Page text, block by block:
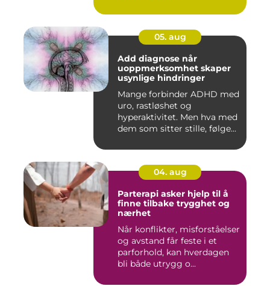
05. aug
Add diagnose når
uoppmerksomhet skaper
usynlige hindringer
Mange forbinder ADHD med
uro, rastløshet og
hyperaktivitet. Men hva med
dem som sitter stille, følge...
04. aug
Parterapi asker hjelp til å
finne tilbake trygghet og
nærhet
Når konflikter, misforståelser
og avstand får feste i et
parforhold, kan hverdagen
bli både utrygg o...